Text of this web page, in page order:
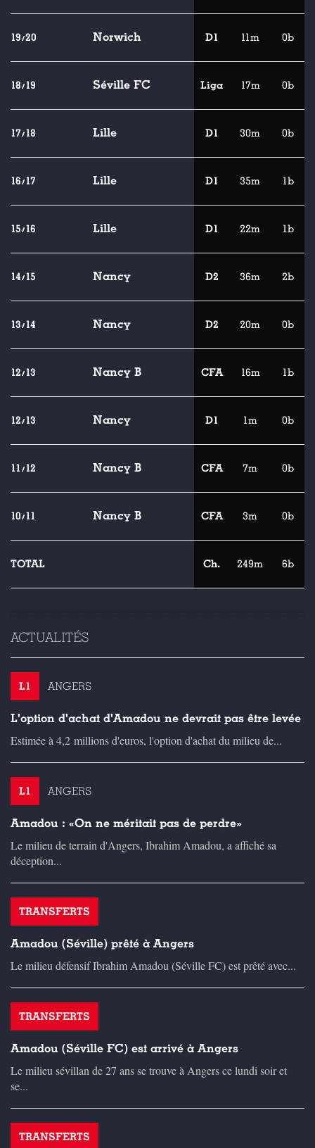
19/20 Norwich D1 11m 0b
18/19 Séville FC Liga 17m 0b
17/18 Lille D1 30m 0b
16/17 Lille D1 35m 1b
15/16 Lille D1 22m 1b
14/15 Nancy D2 36m 2b
13/14 Nancy D2 20m 0b
12/13 Nancy B CFA 16m 1b
12/13 Nancy D1 1m 0b
11/12 Nancy B CFA 7m 0b
10/11 Nancy B CFA 3m 0b
TOTAL Ch. 249m 6b
ACTUALITÉS
L1 ANGERS
L'option d'achat d'Amadou ne devrait pas être levée
Estimée à 4,2 millions d'euros, l'option d'achat du milieu de...
L1 ANGERS
Amadou : «On ne méritait pas de perdre»
Le milieu de terrain d'Angers, Ibrahim Amadou, a affiché sa
déception...
TRANSFERTS
Amadou (Séville) prêté à Angers
Le milieu défensif Ibrahim Amadou (Séville FC) est prêté avec...
TRANSFERTS
Amadou (Séville FC) est arrivé à Angers
Le milieu sévillan de 27 ans se trouve à Angers ce lundi soir et
se...
TRANSFERTS